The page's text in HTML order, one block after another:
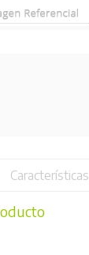
Características